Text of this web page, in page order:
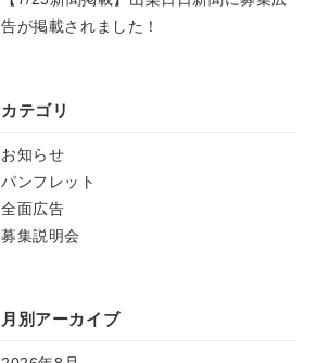
告が掲載されました！
カテゴリ
お知らせ
パンフレット
全面広告
募集説明会
月別アーカイブ